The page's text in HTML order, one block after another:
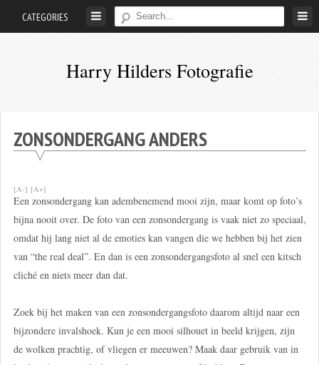
CATEGORIES
Harry Hilders Fotografie
Hilders
ZONSONDERGANG ANDERS
[A-] [A+]
Een zonsondergang kan adembenemend mooi zijn, maar komt op foto’s
bijna nooit over. De foto van een zonsondergang is vaak niet zo speciaal,
omdat hij lang niet al de emoties kan vangen die we hebben bij het zien
van “the real deal”. En dan is een zonsondergangsfoto al snel een kitsch
cliché en niets meer dan dat.
Zoek bij het maken van een zonsondergangsfoto daarom altijd naar een
bijzondere invalshoek. Kun je een mooi silhouet in beeld krijgen, zijn
de wolken prachtig, of vliegen er meeuwen? Maak daar gebruik van in